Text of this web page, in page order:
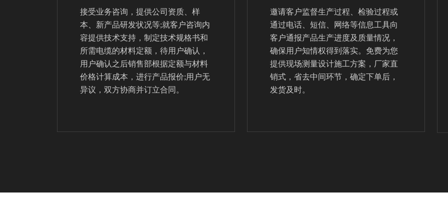
接受业务咨询，提供公司资质、样
本、新产品研发状况等;就客户咨询内
容提供技术支持，制定技术规格书和
所需电缆的材料定额，待用户确认，
用户确认之后销售部根据定额与材料
价格计算成本，进行产品报价;用户无
异议，双方协商并订立合同。
邀请客户监督生产过程、检验过程或
通过电话、短信、网络等信息工具向
客户通报产品生产进度及质量情况，
确保用户知情权得到落实。免费为您
提供现场测量设计施工方案，厂家直
销式，省去中间环节，确定下单后，
发货及时。